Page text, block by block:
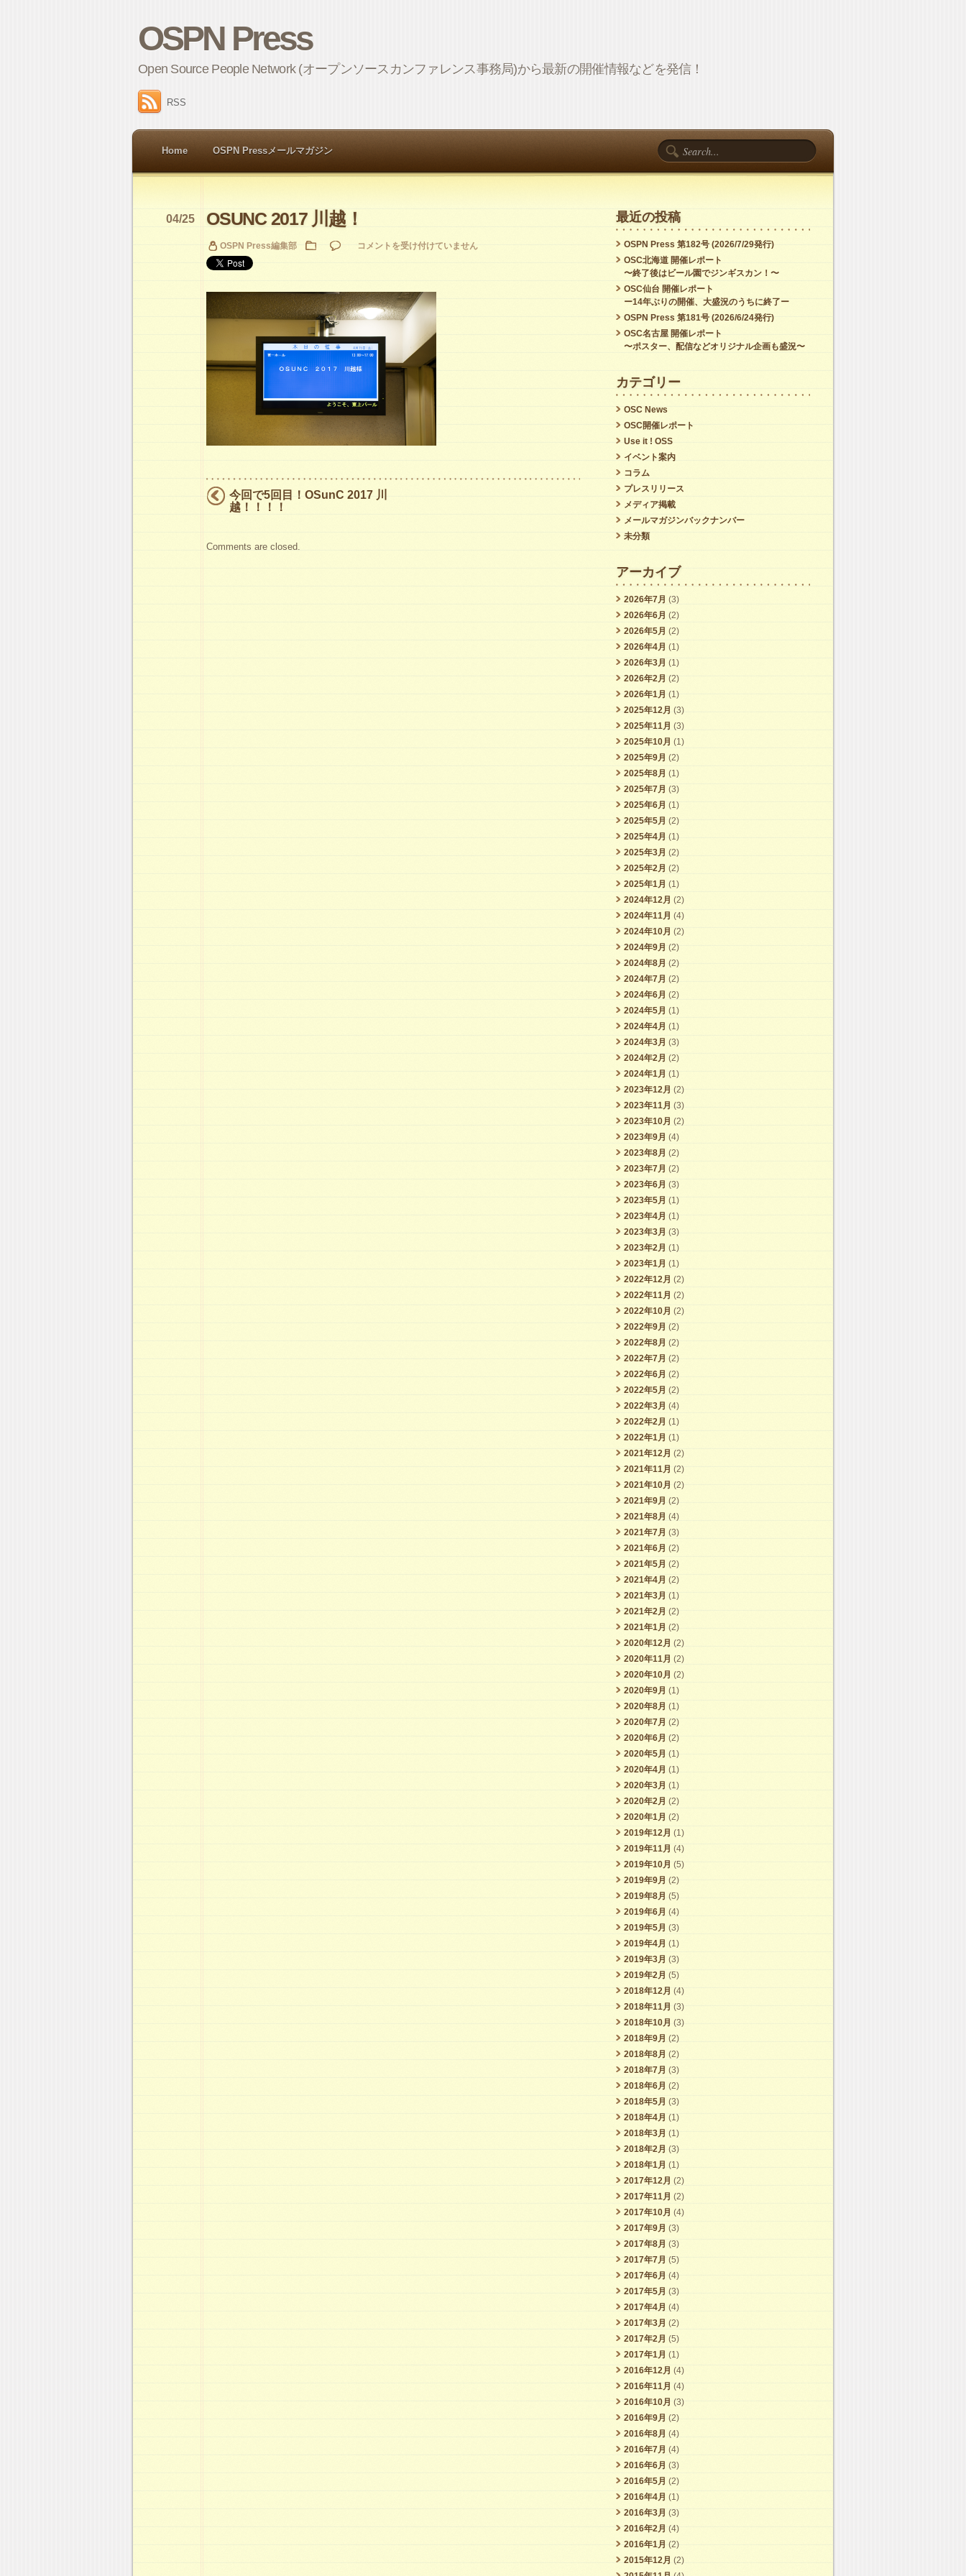
OSPN Press
Open Source People Network (オープンソースカンファレンス事務局)から最新の開催情報などを発信！
RSS
Home OSPN Pressメールマガジン
OSUNC 2017 川越！
04/25
OSPN Press編集部 OSUNC
越！
コメントを受け付けていません
今回で5回目！OSunC 2017 川
越！！！！
Comments are closed.
最近の投稿
OSPN Press 第182号 (2026/7/29発行)
OSC北海道 開催レポート
〜終了後はビール園でジンギスカン！〜
OSC仙台 開催レポート
ー14年ぶりの開催、大盛況のうちに終了ー
OSPN Press 第181号 (2026/6/24発行)
OSC名古屋 開催レポート
〜ポスター、配信などオリジナル企画も盛況〜
カテゴリー
OSC News
OSC開催レポート
Use it ! OSS
イベント案内
コラム
プレスリリース
メディア掲載
メールマガジンバックナンバー
未分類
アーカイブ
2026年7月 (3)
2026年6月 (2)
2026年5月 (2)
2026年4月 (1)
2026年3月 (1)
2026年2月 (2)
2026年1月 (1)
2025年12月 (3)
2025年11月 (3)
2025年10月 (1)
2025年9月 (2)
2025年8月 (1)
2025年7月 (3)
2025年6月 (1)
2025年5月 (2)
2025年4月 (1)
2025年3月 (2)
2025年2月 (2)
2025年1月 (1)
2024年12月 (2)
2024年11月 (4)
2024年10月 (2)
2024年9月 (2)
2024年8月 (2)
2024年7月 (2)
2024年6月 (2)
2024年5月 (1)
2024年4月 (1)
2024年3月 (3)
2024年2月 (2)
2024年1月 (1)
2023年12月 (2)
2023年11月 (3)
2023年10月 (2)
2023年9月 (4)
2023年8月 (2)
2023年7月 (2)
2023年6月 (3)
2023年5月 (1)
2023年4月 (1)
2023年3月 (3)
2023年2月 (1)
2023年1月 (1)
2022年12月 (2)
2022年11月 (2)
2022年10月 (2)
2022年9月 (2)
2022年8月 (2)
2022年7月 (2)
2022年6月 (2)
2022年5月 (2)
2022年3月 (4)
2022年2月 (1)
2022年1月 (1)
2021年12月 (2)
2021年11月 (2)
2021年10月 (2)
2021年9月 (2)
2021年8月 (4)
2021年7月 (3)
2021年6月 (2)
2021年5月 (2)
2021年4月 (2)
2021年3月 (1)
2021年2月 (2)
2021年1月 (2)
2020年12月 (2)
2020年11月 (2)
2020年10月 (2)
2020年9月 (1)
2020年8月 (1)
2020年7月 (2)
2020年6月 (2)
2020年5月 (1)
2020年4月 (1)
2020年3月 (1)
2020年2月 (2)
2020年1月 (2)
2019年12月 (1)
2019年11月 (4)
2019年10月 (5)
2019年9月 (2)
2019年8月 (5)
2019年6月 (4)
2019年5月 (3)
2019年4月 (1)
2019年3月 (3)
2019年2月 (5)
2018年12月 (4)
2018年11月 (3)
2018年10月 (3)
2018年9月 (2)
2018年8月 (2)
2018年7月 (3)
2018年6月 (2)
2018年5月 (3)
2018年4月 (1)
2018年3月 (1)
2018年2月 (3)
2018年1月 (1)
2017年12月 (2)
2017年11月 (2)
2017年10月 (4)
2017年9月 (3)
2017年8月 (3)
2017年7月 (5)
2017年6月 (4)
2017年5月 (3)
2017年4月 (4)
2017年3月 (2)
2017年2月 (5)
2017年1月 (1)
2016年12月 (4)
2016年11月 (4)
2016年10月 (3)
2016年9月 (2)
2016年8月 (4)
2016年7月 (4)
2016年6月 (3)
2016年5月 (2)
2016年4月 (1)
2016年3月 (3)
2016年2月 (4)
2016年1月 (2)
2015年12月 (2)